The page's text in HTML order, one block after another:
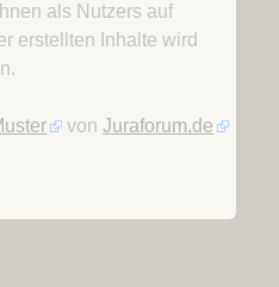
als Nutzers auf
erstellten Inhalte wird
vonJuraforum.de